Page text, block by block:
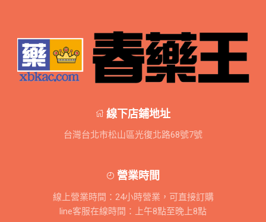
線下店鋪地址
台灣台北市松山區光復北路68號7號
營業時間
線上營業時間：24小時營業，可直接訂購
line客服在線時間：上午8點至晚上8點